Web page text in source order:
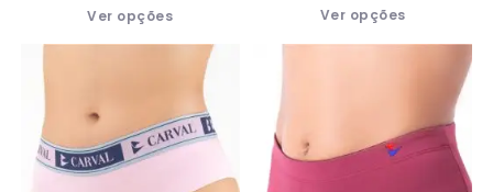
Ver opções Ver opções